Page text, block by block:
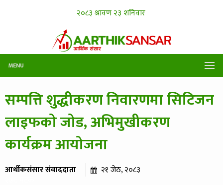
MENU
सम्पत्ति शुद्धीकरण निवारणमा सिटिजन
लाइफको जोड, अभिमुखीकरण
कार्यक्रम आयोजना
आर्थीकसंसार संवाददाता २१ जेठ, २०८३